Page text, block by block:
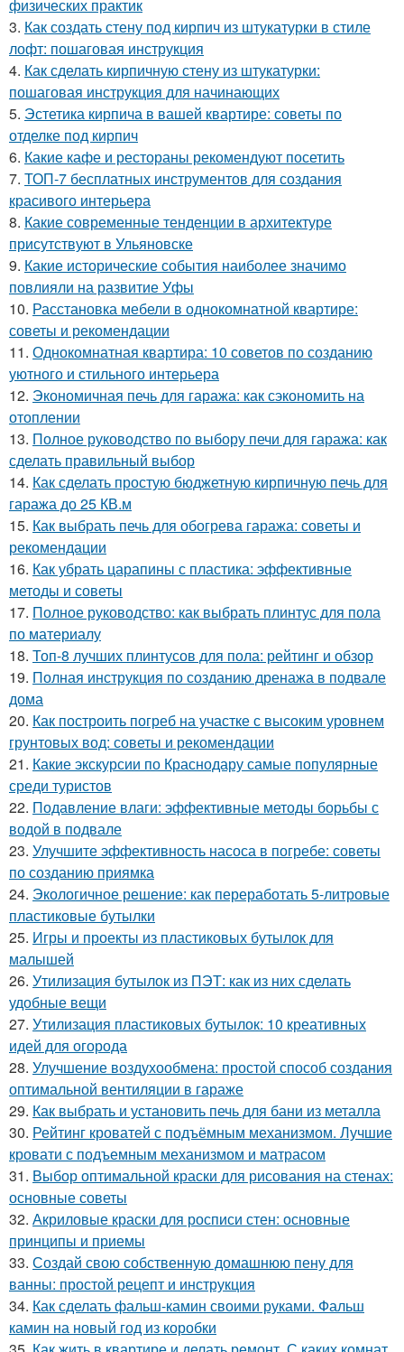
физических практик
3. Как создать стену под кирпич из штукатурки в стиле
лофт: пошаговая инструкция
4. Как сделать кирпичную стену из штукатурки:
пошаговая инструкция для начинающих
5. Эстетика кирпича в вашей квартире: советы по
отделке под кирпич
6. Какие кафе и рестораны рекомендуют посетить
7. ТОП-7 бесплатных инструментов для создания
красивого интерьера
8. Какие современные тенденции в архитектуре
присутствуют в Ульяновске
9. Какие исторические события наиболее значимо
повлияли на развитие Уфы
10. Расстановка мебели в однокомнатной квартире:
советы и рекомендации
11. Однокомнатная квартира: 10 советов по созданию
уютного и стильного интерьера
12. Экономичная печь для гаража: как сэкономить на
отоплении
13. Полное руководство по выбору печи для гаража: как
сделать правильный выбор
14. Как сделать простую бюджетную кирпичную печь для
гаража до 25 КВ.м
15. Как выбрать печь для обогрева гаража: советы и
рекомендации
16. Как убрать царапины с пластика: эффективные
методы и советы
17. Полное руководство: как выбрать плинтус для пола
по материалу
18. Топ-8 лучших плинтусов для пола: рейтинг и обзор
19. Полная инструкция по созданию дренажа в подвале
дома
20. Как построить погреб на участке с высоким уровнем
грунтовых вод: советы и рекомендации
21. Какие экскурсии по Краснодару самые популярные
среди туристов
22. Подавление влаги: эффективные методы борьбы с
водой в подвале
23. Улучшите эффективность насоса в погребе: советы
по созданию приямка
24. Экологичное решение: как переработать 5-литровые
пластиковые бутылки
25. Игры и проекты из пластиковых бутылок для
малышей
26. Утилизация бутылок из ПЭТ: как из них сделать
удобные вещи
27. Утилизация пластиковых бутылок: 10 креативных
идей для огорода
28. Улучшение воздухообмена: простой способ создания
оптимальной вентиляции в гараже
29. Как выбрать и установить печь для бани из металла
30. Рейтинг кроватей с подъёмным механизмом. Лучшие
кровати с подъемным механизмом и матрасом
31. Выбор оптимальной краски для рисования на стенах:
основные советы
32. Акриловые краски для росписи стен: основные
принципы и приемы
33. Создай свою собственную домашнюю пену для
ванны: простой рецепт и инструкция
34. Как сделать фальш-камин своими руками. Фальш
камин на новый год из коробки